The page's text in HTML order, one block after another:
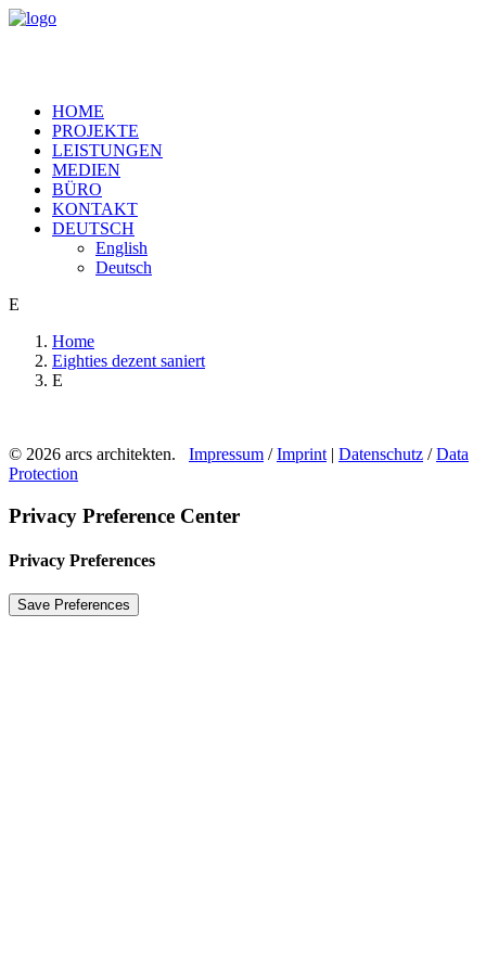
HOME
PROJEKTE
LEISTUNGEN
MEDIEN
BÜRO
KONTAKT
DEUTSCH
English
Deutsch
E
Home
Eighties dezent saniert
E
© 2026 arcs architekten. Impressum /Imprint | Datenschutz /Data
Protection
Privacy Preference Center
Privacy Preferences